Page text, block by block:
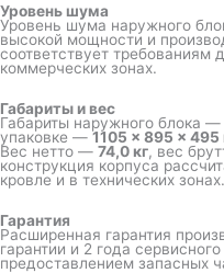
Уровень шума
Уровень шума наружного
высокой мощности и
соответствует требованиям
коммерческих зонах.
Габариты и вес
Габариты наружного блока —
упаковке — 1105 × 895 ×
Вес нетто — 74,0 кг, вес
конструкция корпуса
кровле и в технических зонах.
Гарантия
Расширенная гарантия
гарантии и 2 года
предоставлением запасных